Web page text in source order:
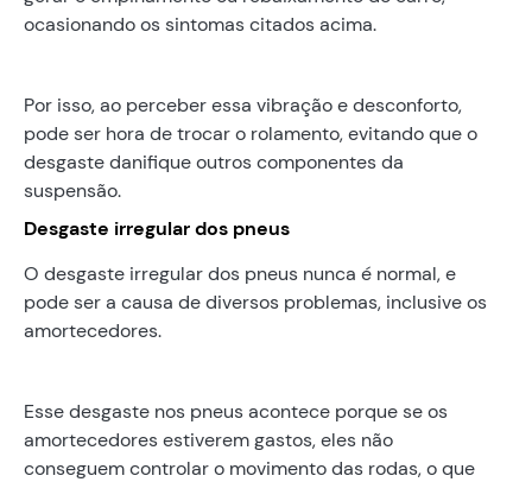
ocasionando os sintomas citados acima.
Por isso, ao perceber essa vibração e desconforto,
pode ser hora de trocar o rolamento, evitando que o
desgaste danifique outros componentes da
suspensão.
Desgaste irregular dos pneus
O desgaste irregular dos pneus nunca é normal, e
pode ser a causa de diversos problemas, inclusive os
amortecedores.
Esse desgaste nos pneus acontece porque se os
amortecedores estiverem gastos, eles não
conseguem controlar o movimento das rodas, o que